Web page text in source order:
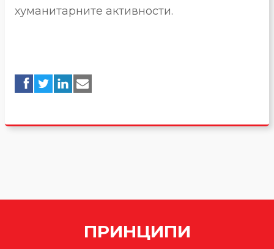
хуманитарните активности.
ПРИНЦИПИ